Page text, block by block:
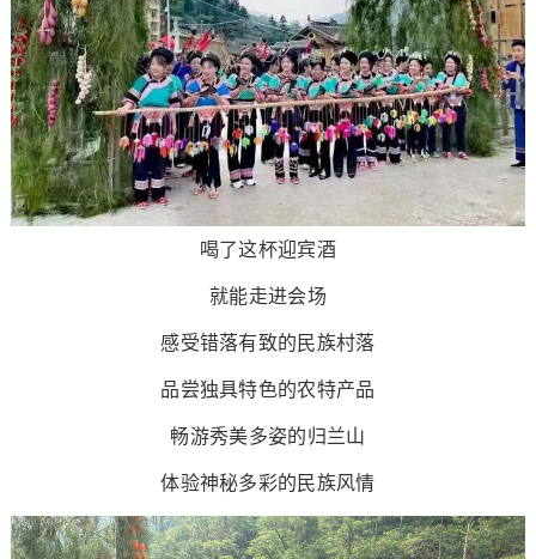
喝了这杯迎宾酒
就能走进会场
感受错落有致的民族村落
品尝独具特色的农特产品
畅游秀美多姿的归兰山
体验神秘多彩的民族风情